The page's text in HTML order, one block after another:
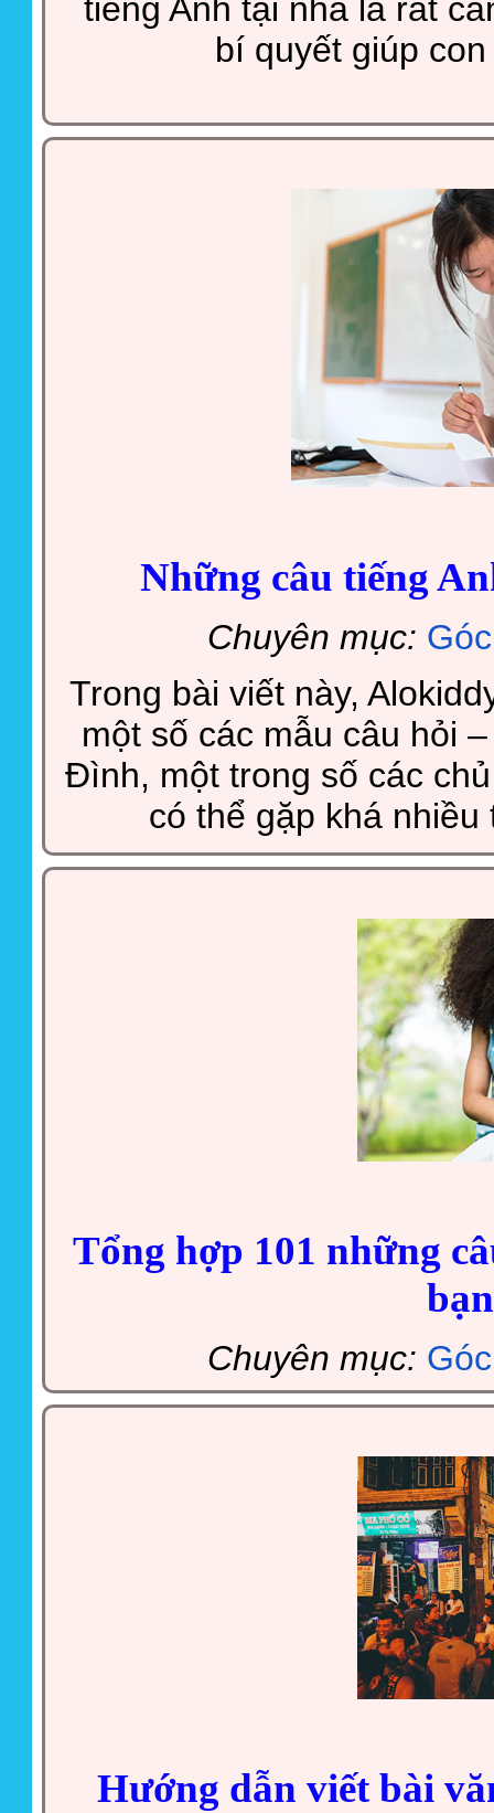
tiếng Anh tại nhà là rất
bí quyết giúp
Những câu tiếng
Chuyên mục:
Trong bài viết này,
một số các mẫu câu hỏi
Đình, một trong số các
có thể gặp khá
Tổng hợp 101 những
Chuyên mục:
Hướng dẫn viết bài